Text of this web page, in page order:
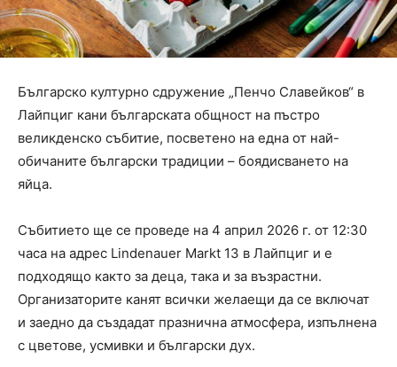
Българско културно сдружение „Пенчо Славейков“ в
Лайпциг кани българската общност на пъстро
великденско събитие, посветено на една от най-
обичаните български традиции – боядисването на
яйца.
Събитието ще се проведе на 4 април 2026 г. от 12:30
часа на адрес Lindenauer Markt 13 в Лайпциг и е
подходящо както за деца, така и за възрастни.
Организаторите канят всички желаещи да се включат
и заедно да създадат празнична атмосфера, изпълнена
с цветове, усмивки и български дух.